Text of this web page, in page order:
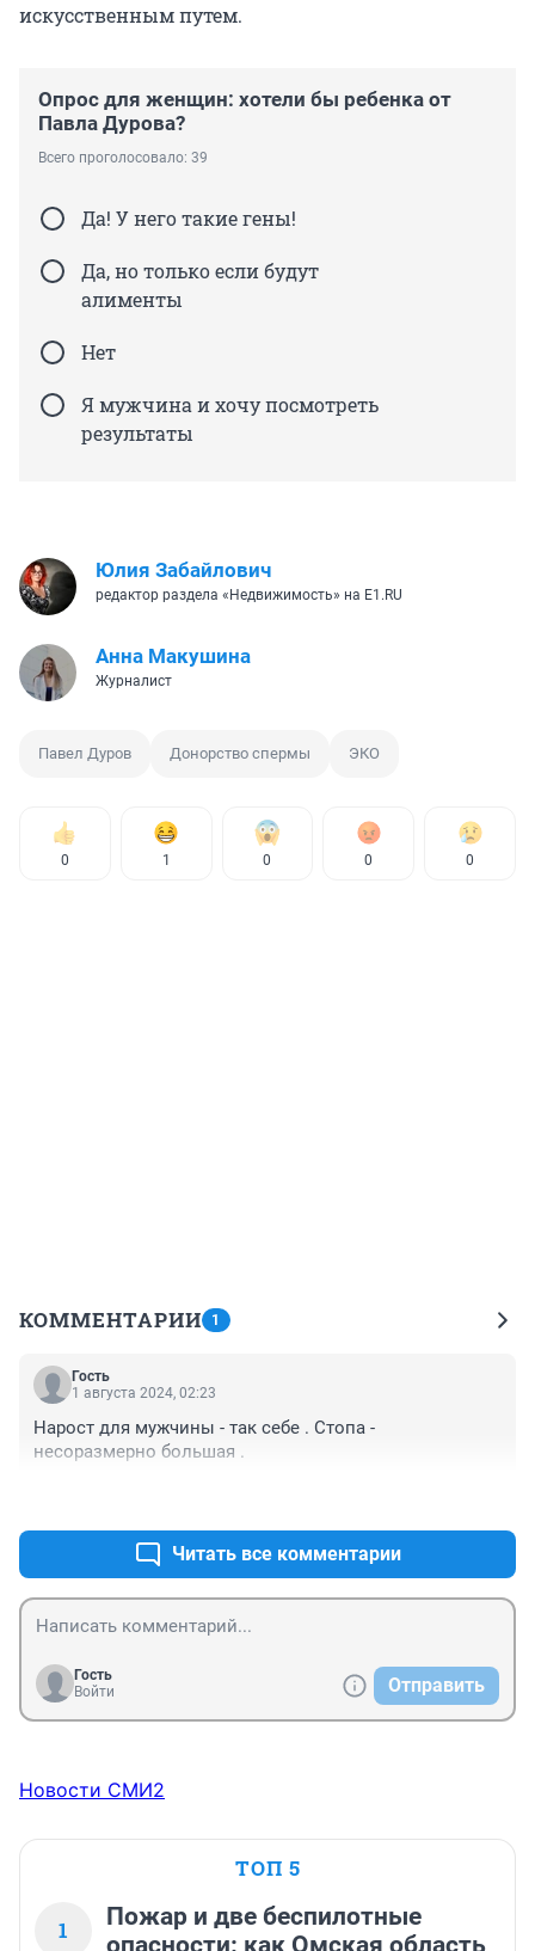
искусственным путем.
Опрос для женщин: хотели бы ребенка от
Павла Дурова?
Всего проголосовало: 39
Да! У него такие гены!
Да, но только если будут
алименты
Нет
Я мужчина и хочу посмотреть
результаты
Юлия Забайлович
редактор раздела «Недвижимость» на E1.RU
Анна Макушина
Журналист
Павел Дуров Донорство спермы ЭКО
0 1 0 0 0
КОММЕНТАРИИ 1
Гость
1 августа 2024, 02:23
Нарост для мужчины - так себе . Стопа -
несоразмерно большая .
Читать все комментарии
Гость
Войти
Отправить
Новости СМИ2
ТОП 5
1
Пожар и две беспилотные
опасности: как Омская область